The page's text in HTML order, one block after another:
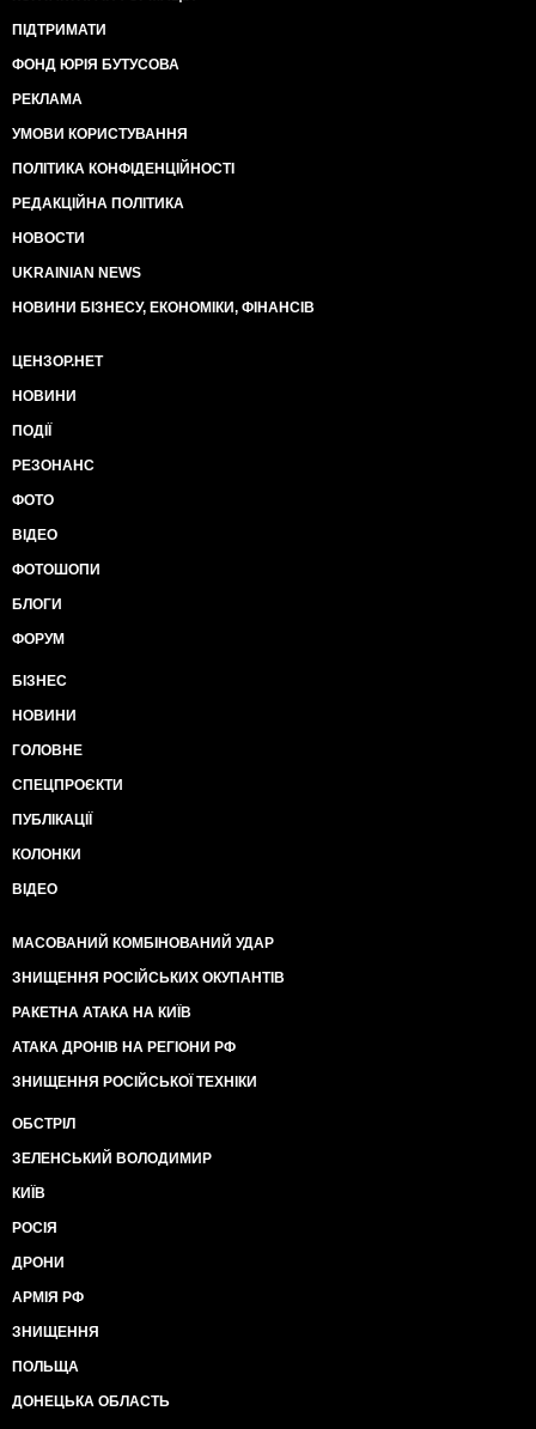
ПІДТРИМАТИ
ФОНД ЮРІЯ БУТУСОВА
РЕКЛАМА
УМОВИ КОРИСТУВАННЯ
ПОЛІТИКА КОНФІДЕНЦІЙНОСТІ
РЕДАКЦІЙНА ПОЛІТИКА
НОВОСТИ
UKRAINIAN NEWS
НОВИНИ БІЗНЕСУ, ЕКОНОМІКИ, ФІНАНСІВ
ЦЕНЗОР.НЕТ
НОВИНИ
ПОДІЇ
РЕЗОНАНС
ФОТО
ВІДЕО
ФОТОШОПИ
БЛОГИ
ФОРУМ
БІЗНЕС
НОВИНИ
ГОЛОВНЕ
СПЕЦПРОЄКТИ
ПУБЛІКАЦІЇ
КОЛОНКИ
ВІДЕО
МАСОВАНИЙ КОМБІНОВАНИЙ УДАР
ЗНИЩЕННЯ РОСІЙСЬКИХ ОКУПАНТІВ
РАКЕТНА АТАКА НА КИЇВ
АТАКА ДРОНІВ НА РЕГІОНИ РФ
ЗНИЩЕННЯ РОСІЙСЬКОЇ ТЕХНІКИ
ОБСТРІЛ
ЗЕЛЕНСЬКИЙ ВОЛОДИМИР
КИЇВ
РОСІЯ
ДРОНИ
АРМІЯ РФ
ЗНИЩЕННЯ
ПОЛЬЩА
ДОНЕЦЬКА ОБЛАСТЬ